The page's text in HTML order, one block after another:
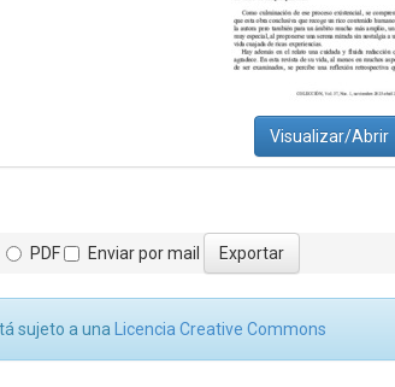
Visualizar/Abrir
PDF Enviar por mail
sujeto a una Licencia Creative Commons